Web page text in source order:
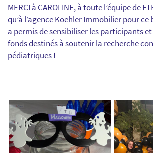
MERCI à CAROLINE, à toute l’équipe de
qu’à l’agence Koehler Immobilier pour
a permis de sensibiliser les participants
fonds destinés à soutenir la recherche
pédiatriques !